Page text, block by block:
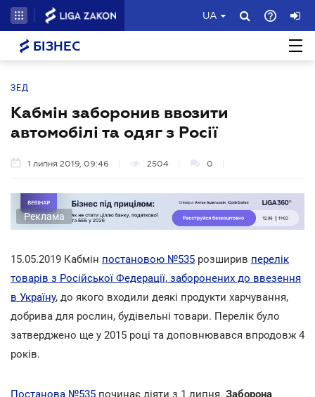
UA
БІЗНЕС
ЗЕД
Кабмін заборонив ввозити
автомобілі та одяг з Росії
1 липня 2019, 09:46 2504 0
Реклама
15.05.2019 Кабмін постановою №535 розширив перелік
товарів з Російської Федерації, заборонених до ввезення
в Україну, до якого входили деякі продукти харчування,
добрива для рослин, будівельні товари. Перелік було
затверджено ще у 2015 році та доповнювався впродовж 4
років.
Постанова №535 починає діяти з 1 липня. Заборона